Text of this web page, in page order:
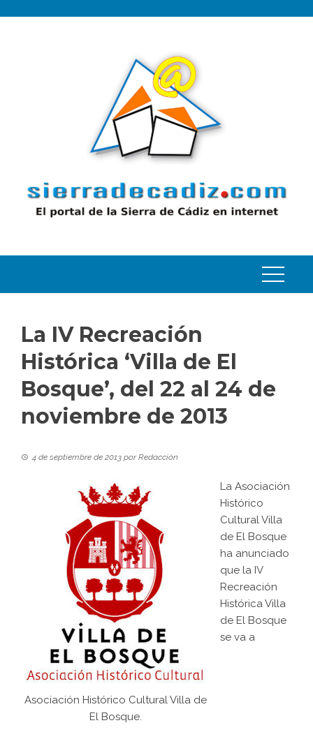
La IV Recreación
Histórica ‘Villa de El
Bosque’, del 22 al 24 de
noviembre de 2013
4 de septiembre de 2013 porRedacción
Asociación Histórico Cultural Villa de
El Bosque.
La Asociación
Histórico
Cultural Villa
de El Bosque
ha anunciado
que la IV
Recreación
Histórica Villa
de El Bosque
se va a